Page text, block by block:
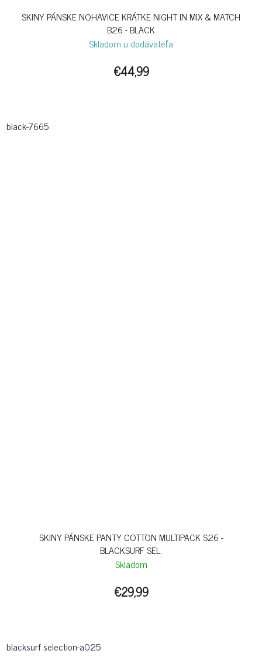
SKINY PÁNSKE NOHAVICE KRÁTKE NIGHT IN MIX & MATCH
B26 - BLACK
Skladom u dodávateľa
€44,99
black-7665
SKINY PÁNSKE PANTY COTTON MULTIPACK S26 -
BLACKSURF SEL.
Skladom
€29,99
blacksurf selection-a025